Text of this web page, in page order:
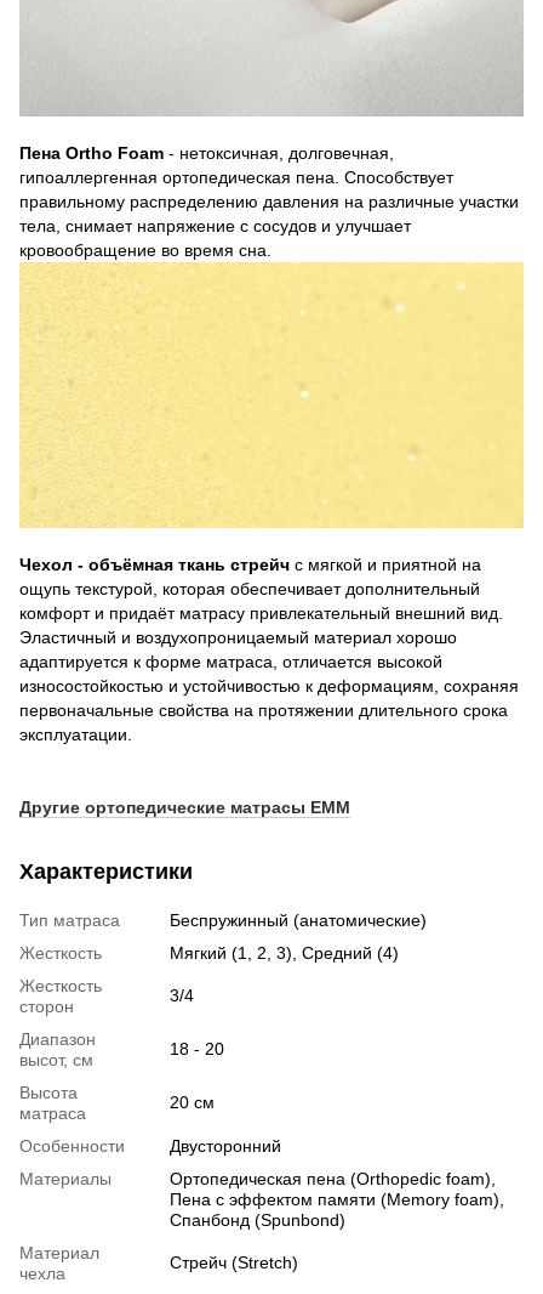
Пена Ortho Foam - нетоксичная, долговечная,
гипоаллергенная ортопедическая пена. Способствует
правильному распределению давления на различные участки
тела, снимает напряжение с сосудов и улучшает
кровообращение во время сна.
Чехол - объёмная ткань стрейч с мягкой и приятной на
ощупь текстурой, которая обеспечивает дополнительный
комфорт и придаёт матрасу привлекательный внешний вид.
Эластичный и воздухопроницаемый материал хорошо
адаптируется к форме матраса, отличается высокой
износостойкостью и устойчивостью к деформациям, сохраняя
первоначальные свойства на протяжении длительного срока
эксплуатации.
Другие ортопедические матрасы EMM
Характеристики
Тип матраса
Беспружинный (анатомические)
Жесткость
Мягкий (1, 2, 3), Средний (4)
Жесткость
сторон
3/4
Диапазон
высот, см
18 - 20
Высота
матраса
20 см
Особенности
Двусторонний
Материалы
Ортопедическая пена (Orthopedic foam),
Пена с эффектом памяти (Memory foam),
Спанбонд (Spunbond)
Материал
чехла
Стрейч (Stretch)